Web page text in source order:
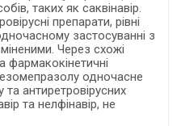
таких як саквінавір.
препарати, рівні
застосуванні з
Через схожі
фармакокінетичні
одночасне
антиретровірусних
та нелфінавір, не